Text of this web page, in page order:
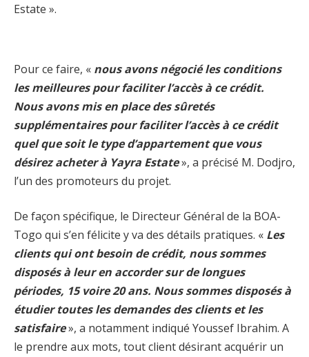
Estate ».
Pour ce faire, « nous avons négocié les conditions
les meilleures pour faciliter l’accès à ce crédit.
Nous avons mis en place des sûretés
supplémentaires pour faciliter l’accès à ce crédit
quel que soit le type d’appartement que vous
désirez acheter à Yayra Estate», a précisé M. Dodjro,
l’un des promoteurs du projet.
De façon spécifique, le Directeur Général de la BOA-
Togo qui s’en félicite y va des détails pratiques. « Les
clients qui ont besoin de crédit, nous sommes
disposés à leur en accorder sur de longues
périodes, 15 voire 20 ans. Nous sommes disposés à
étudier toutes les demandes des clients et les
satisfaire», a notamment indiqué Youssef Ibrahim. A
le prendre aux mots, tout client désirant acquérir un